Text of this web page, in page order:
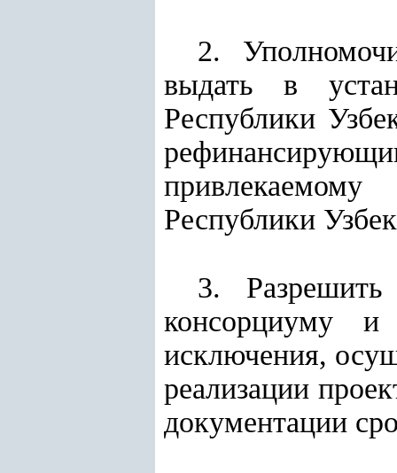
2.
выдать в
Республики
Республики
3.
консорциуму и
исключения,
реализации
документации